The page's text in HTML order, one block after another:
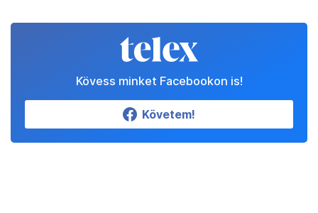
Kövess minket Facebookon is!
Követem!